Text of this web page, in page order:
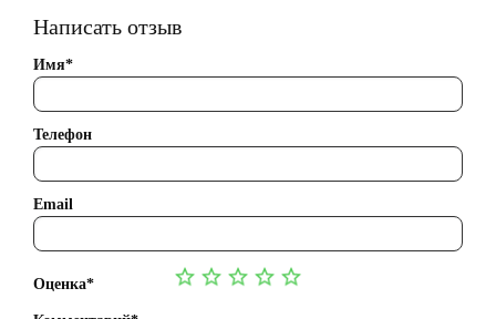
Написать отзыв
Имя*
Телефон
Email
Оценка*